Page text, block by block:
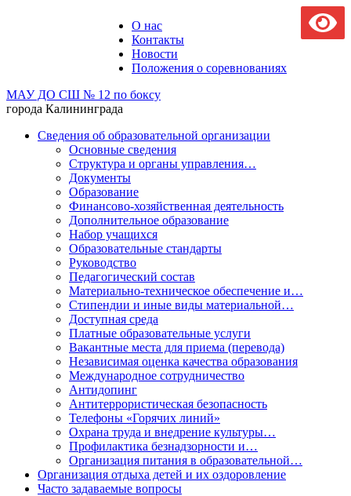
О нас
Контакты
Новости
Положения о соревнованиях
МАУ ДО СШ № 12 по боксу
города Калининграда
Сведения об образовательной организации
Основные сведения
Структура и органы управления…
Документы
Образование
Финансово-хозяйственная деятельность
Дополнительное образование
Набор учащихся
Образовательные стандарты
Руководство
Педагогический состав
Материально-техническое обеспечение и…
Стипендии и иные виды материальной…
Доступная среда
Платные образовательные услуги
Вакантные места для приема (перевода)
Независимая оценка качества образования
Международное сотрудничество
Антидопинг
Антитеррористическая безопасность
Телефоны «Горячих линий»
Охрана труда и внедрение культуры…
Профилактика безнадзорности и…
Организация питания в образовательной…
Организация отдыха детей и их оздоровление
Часто задаваемые вопросы